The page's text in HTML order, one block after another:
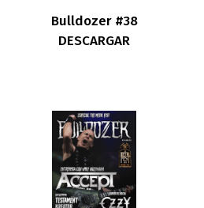
Bulldozer #38
DESCARGAR